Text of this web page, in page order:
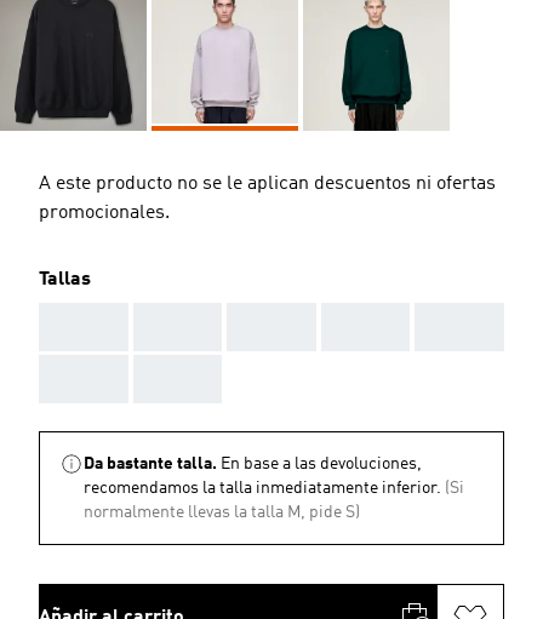
A este producto no se le aplican descuentos ni ofertas
promocionales.
Tallas
Da bastante talla. En base a las devoluciones,
recomendamos la talla inmediatamente inferior. (Si
normalmente llevas la talla M, pide S)